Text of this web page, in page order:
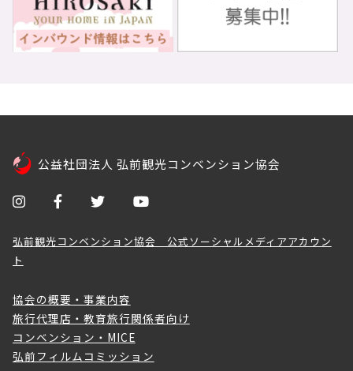
公益社団法人 弘前観光コンベンション協会
弘前観光コンベンション協会 公式ソーシャルメディアアカウン
ト
協会の概要・事業内容
旅行代理店・教育旅行関係者向け
コンベンション・MICE
弘前フィルムコミッション